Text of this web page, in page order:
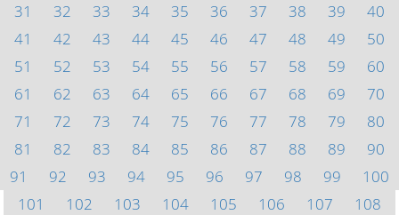
31
32 33 34 35 36 37 38 39
40
41
42 43 44 45 46 47 48 49
50
51
52 53 54 55 56 57 58 59
60
61
62 63 64 65 66 67 68 69
70
71
72 73 74 75 76 77 78 79
80
81
82 83 84 85 86 87 88 89
90
91
92 93 94 95 96 97 98 99
100
101
102 103 104 105 106 107
108